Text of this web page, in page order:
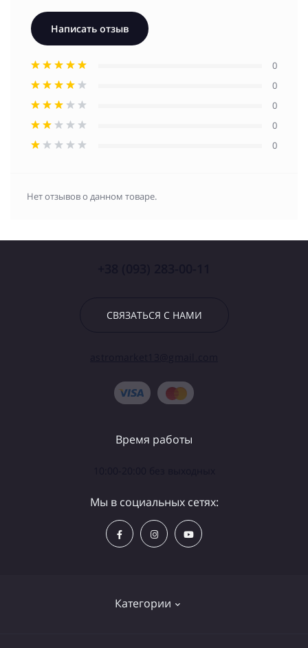
Написать отзыв
0
0
0
0
0
Нет отзывов о данном товаре.
СВЯЗАТЬСЯ С НАМИ
Категории
Время работы
Мы в социальных сетях: